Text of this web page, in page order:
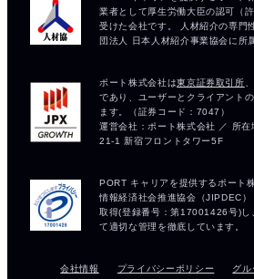
会社情報 プライバシーポリシー グル